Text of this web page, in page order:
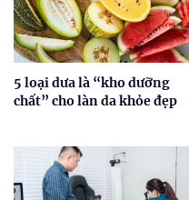
5 loại dưa là “kho dưỡng
chất” cho làn da khỏe đẹp